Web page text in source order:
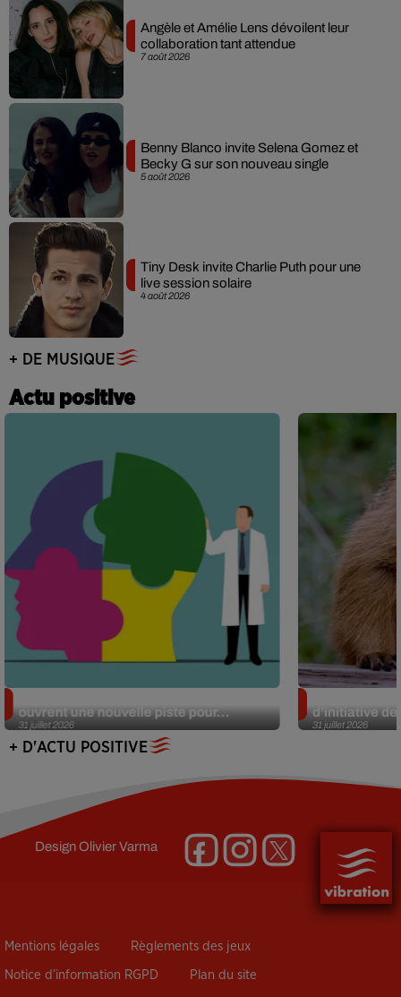
7 août 2026
Angèle et Amélie Lens dévoilent leur
collaboration tant attendue
5 août 2026
Benny Blanco invite Selena Gomez et
Becky G sur son nouveau single
4 août 2026
Tiny Desk invite Charlie Puth pour une
live session solaire
+ DE MUSIQUE
Actu positive
31 juillet 2026
ouvrent une nouvelle piste pour...
31 juillet 2026
d’initiative
+ D'ACTU POSITIVE
DesignOlivier Varma
Mentions légales Règlements des jeux
Notice d’information RGPD Plan du site